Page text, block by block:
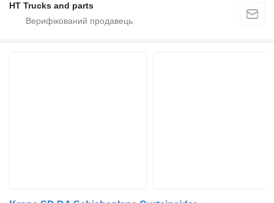
HT Trucks and parts